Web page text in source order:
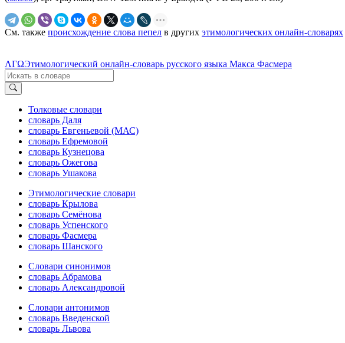
См. также происхождение слова пепел в других этимологических онлайн-словарях
ΛΓΩЭтимологический онлайн-словарь русского языка Макса Фасмера
Толковые словари
словарь Даля
словарь Евгеньевой (МАС)
словарь Ефремовой
словарь Кузнецова
словарь Ожегова
словарь Ушакова
Этимологические словари
словарь Крылова
словарь Семёнова
словарь Успенского
словарь Фасмера
словарь Шанского
Словари синонимов
словарь Абрамова
словарь Александровой
Словари антонимов
словарь Введенской
словарь Львова